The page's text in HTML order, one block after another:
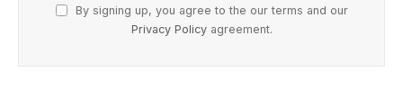
By signing up, you agree to the our terms and our
Privacy Policyagreement.